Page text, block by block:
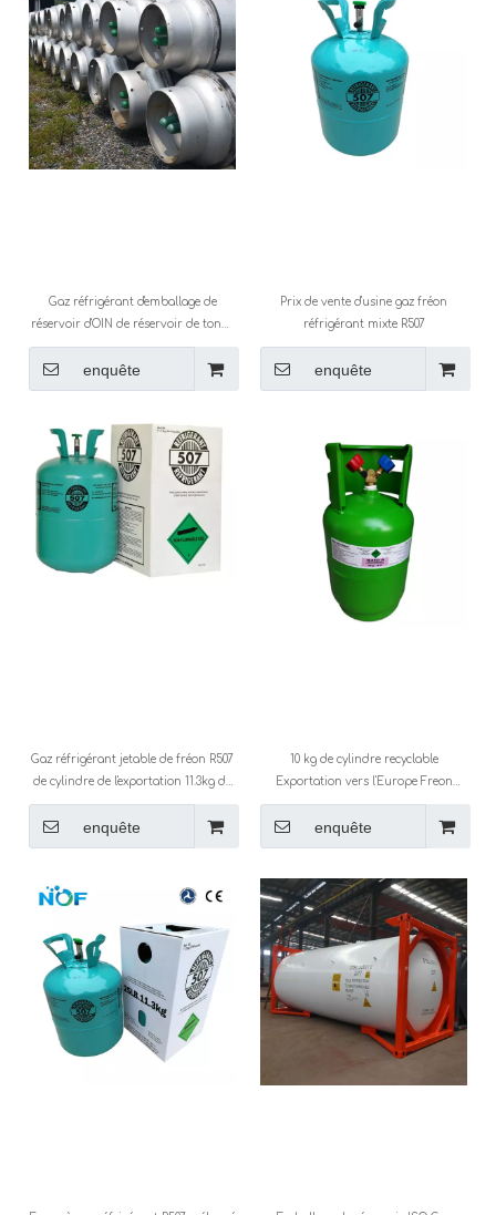
Gaz réfrigérant d'emballage de
réservoir d'OIN de réservoir de tonne
( R22 R134A R410A R404A R507c )
enquête
Prix ​​de vente d'usine gaz fréon
réfrigérant mixte R507
enquête
Gaz réfrigérant jetable de fréon R507
de cylindre de l'exportation 11.3kg de
15 ans
enquête
10 kg de cylindre recyclable
Exportation vers l'Europe Freon
Refrigérant Gas R507
enquête